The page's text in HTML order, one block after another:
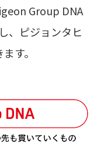
Group DNA
、ピジョンタヒ
す。